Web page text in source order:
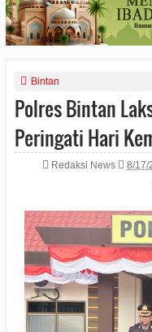
Bintan
Polres Bintan
Peringati Hari
Redaksi News 8/17/